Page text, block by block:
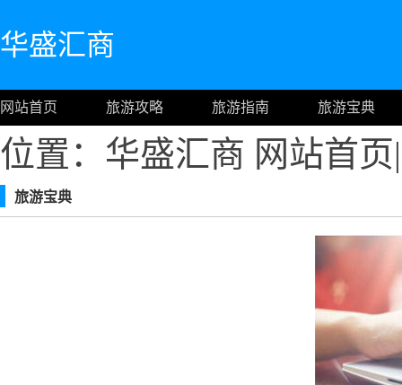
华盛汇商
网站首页 旅游攻略 旅游指南 旅游宝典
位置：华盛汇商 网站首页|
旅游宝典